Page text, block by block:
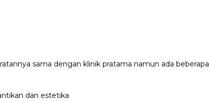
sama dengan klinik pratama namun ada beberapa
dan estetika